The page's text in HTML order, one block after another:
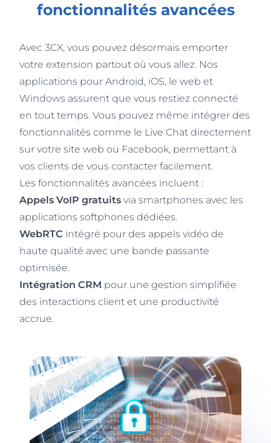
fonctionnalités avancées
Avec 3CX, vous pouvez désormais emporter
votre extension partout où vous allez. Nos
applications pour Android, iOS, le web et
Windows assurent que vous restiez connecté
en tout temps. Vous pouvez même intégrer des
fonctionnalités comme le Live Chat directement
sur votre site web ou Facebook, permettant à
vos clients de vous contacter facilement.
Les fonctionnalités avancées incluent :
Appels VoIP gratuits via smartphones avec les
applications softphones dédiées.
WebRTC intégré pour des appels vidéo de
haute qualité avec une bande passante
optimisée.
Intégration CRM pour une gestion simplifiée
des interactions client et une productivité
accrue.